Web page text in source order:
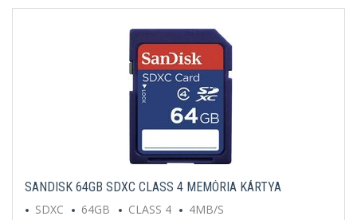
SANDISK 64GB SDXC CLASS 4 MEMÓRIA KÁRTYA
SDXC
64GB CLASS 4 4MB/S